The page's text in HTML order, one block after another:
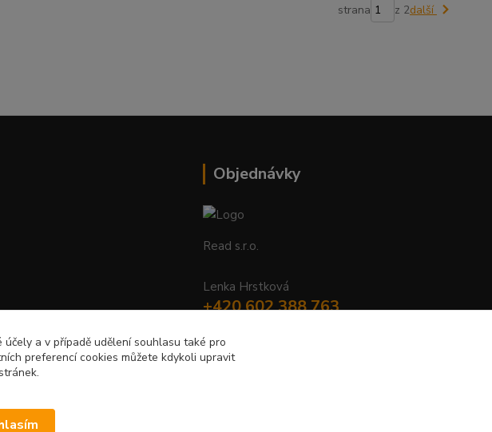
strana z 2další
Objednávky
Read s.r.o.
Lenka Hrstková
+420 602 388 763
objednavky@read.cz
a v případě udělení souhlasu také pro
preferencí cookies můžete kdykoli upravit